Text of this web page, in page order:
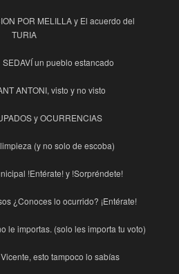
POR MELILLA y El acuerdo del
TURIA
SEDAVÍ un pueblo estancado
ANTONI, visto y no visto
y OCURRENCIAS
(y no solo de escoba)
!Entérate! y !Sorpréndete!
¿Conoces lo ocurrido? ¡Entérate!
le importas. (solo les importa tu voto)
esto tampoco lo sabías